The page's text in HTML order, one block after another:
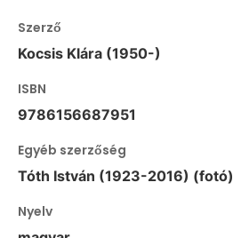
Szerző
Kocsis Klára (1950-)
ISBN
9786156687951
Egyéb szerzőség
Tóth István (1923-2016) (fotó)
Nyelv